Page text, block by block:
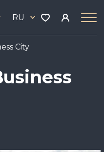
444
RU
City